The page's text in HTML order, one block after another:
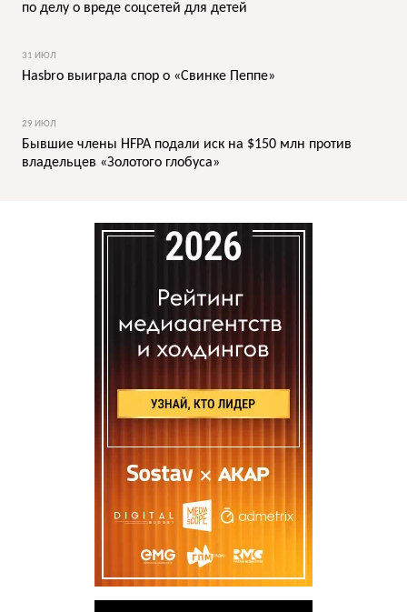
по делу о вреде соцсетей для детей
31 ИЮЛ
Hasbro выиграла спор о «Свинке Пеппе»
29 ИЮЛ
Бывшие члены HFPA подали иск на $150 млн против
владельцев «Золотого глобуса»